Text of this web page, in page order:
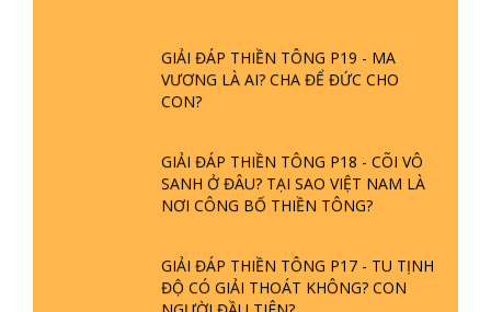
GIẢI ĐÁP THIỀN TÔNG P19 - MA
VƯƠNG LÀ AI? CHA ĐỂ ĐỨC CHO
CON?
GIẢI ĐÁP THIỀN TÔNG P18 - CÕI VÔ
SANH Ở ĐÂU? TẠI SAO VIỆT NAM LÀ
NƠI CÔNG BỐ THIỀN TÔNG?
GIẢI ĐÁP THIỀN TÔNG P17 - TU TỊNH
ĐỘ CÓ GIẢI THOÁT KHÔNG? CON
NGƯỜI ĐẦU TIÊN?